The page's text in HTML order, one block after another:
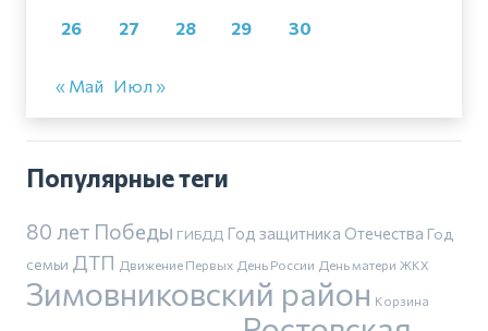
26
27 28 29 30
« Май Июл »
Популярные теги
80 лет Победы ГИБДД Год защитника Отечества Год
семьи ДТП Движение Первых День России День матери ЖКХ
Зимовниковский район Корзина